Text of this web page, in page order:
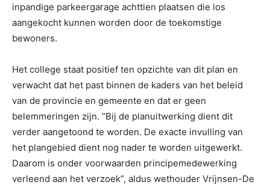
inpandige parkeergarage achttien plaatsen die los
aangekocht kunnen worden door de toekomstige
bewoners.
Het college staat positief ten opzichte van dit plan en
verwacht dat het past binnen de kaders van het beleid
van de provincie en gemeente en dat er geen
belemmeringen zijn. “Bij de planuitwerking dient dit
verder aangetoond te worden. De exacte invulling van
het plangebied dient nog nader te worden uitgewerkt.
Daarom is onder voorwaarden principemedewerking
verleend aan het verzoek”, aldus wethouder Vrijnsen-De